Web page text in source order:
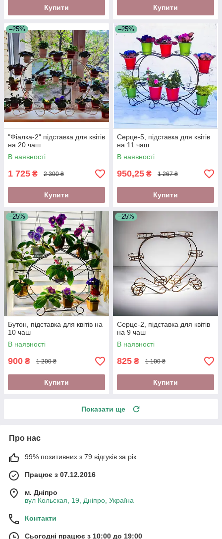
Купити Купити
–25%
"Фіалка-2" підставка для квітів
на 20 чаш
В наявності
1 725 ₴ 2 300 ₴
Купити
–25%
Серце-5, підставка для квітів
на 11 чаш
В наявності
950,25 ₴ 1 267 ₴
Купити
–25%
Бутон, підставка для квітів на
10 чаш
В наявності
900 ₴ 1 200 ₴
Купити
–25%
Серце-2, підставка для квітів
на 9 чаш
В наявності
825 ₴ 1 100 ₴
Купити
Показати ще
Про нас
99% позитивних з 79 відгуків за рік
Працює з 07.12.2016
м. Дніпро
вул Кольская, 19, Дніпро, Україна
Контакти
Сьогодні працює з 10:00 до 19:00